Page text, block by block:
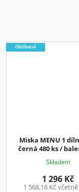
Oblíbené
Miska MENU 1
černá 480 ks /
Skladem
1 568,16 Kč
1 296 Kč